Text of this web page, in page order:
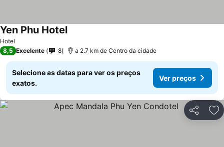
Hotel
Yen Phu Hotel
8,5 Excelente 8 a 2.7 km de Centro da cidade
Selecione as datas para ver os preços
exatos.
Ver preços
Partilhar